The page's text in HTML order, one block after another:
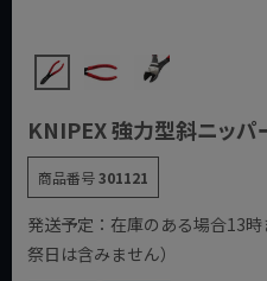
KNIPEX 強力型斜ニッ
商品番号301121
発送予定：在庫のある場合13
祭日は含みません）